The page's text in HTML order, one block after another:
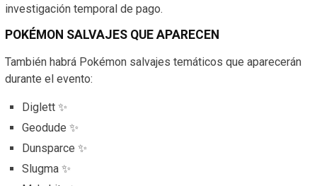
investigación temporal de pago.
POKÉMON SALVAJES QUE APARECEN
También habrá Pokémon salvajes temáticos que aparecerán
durante el evento:
Diglett ✨
Geodude ✨
Dunsparce ✨
Slugma ✨